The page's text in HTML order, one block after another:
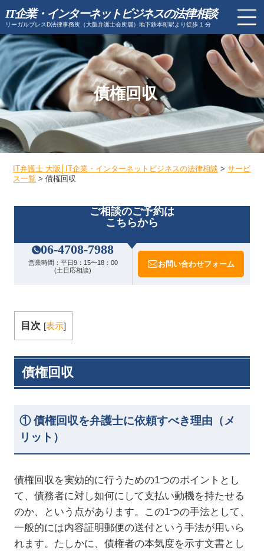
IT企業・インターネットビジネスの法律相談
リーガルブレスD法律事務所（大阪弁護士会所属）地下鉄本町駅より徒歩 1 分
債権回収
IT弁護士 大阪│IT企業・インターネットビジネスの法律相談 >サービ
ス一覧 >債権回収
ご相談のご予約は
こちらから
06-4708-7988
営業時間： 平日9：15〜18：00
(土日応相談)
お問い合わせフォーム
目次 [表示]
債権回収
① 債権回収を弁護士に依頼すべき理由（メ
リット）
債権回収を実効的に行うための1つのポイントとし
て、債務者に対し如何にして支払い動機を持たせる
のか、という点があります。この1つの手法として、
一般的には内容証明郵便の送付という手法が用いら
れます。たしかに、債権者の本気度を示す文書とし